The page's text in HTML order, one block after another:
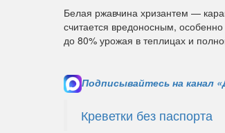
Белая ржавчина хризантем —
считается вредоносным,
до 80% урожая в теплицах и
Подписывайтесь на канал
Креветки без паспорта